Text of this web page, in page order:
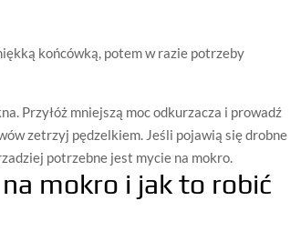
końcówką, potem w razie potrzeby
Przyłóż mniejszą moc odkurzacza i prowadź
zetrzyj pędzelkiem. Jeśli pojawią się drobne
potrzebne jest mycie na mokro.
mokro i jak to robić